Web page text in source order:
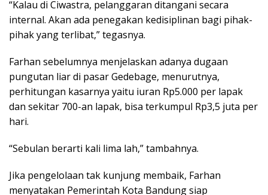
“Kalau di Ciwastra, pelanggaran ditangani secara
internal. Akan ada penegakan kedisiplinan bagi pihak-
pihak yang terlibat,” tegasnya.
Farhan sebelumnya menjelaskan adanya dugaan
pungutan liar di pasar Gedebage, menurutnya,
perhitungan kasarnya yaitu iuran Rp5.000 per lapak
dan sekitar 700-an lapak, bisa terkumpul Rp3,5 juta per
hari.
“Sebulan berarti kali lima lah,” tambahnya.
Jika pengelolaan tak kunjung membaik, Farhan
menyatakan Pemerintah Kota Bandung siap